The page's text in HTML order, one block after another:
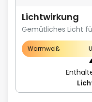
Lichtwirkung
Gemütliches Licht
Warmweiß